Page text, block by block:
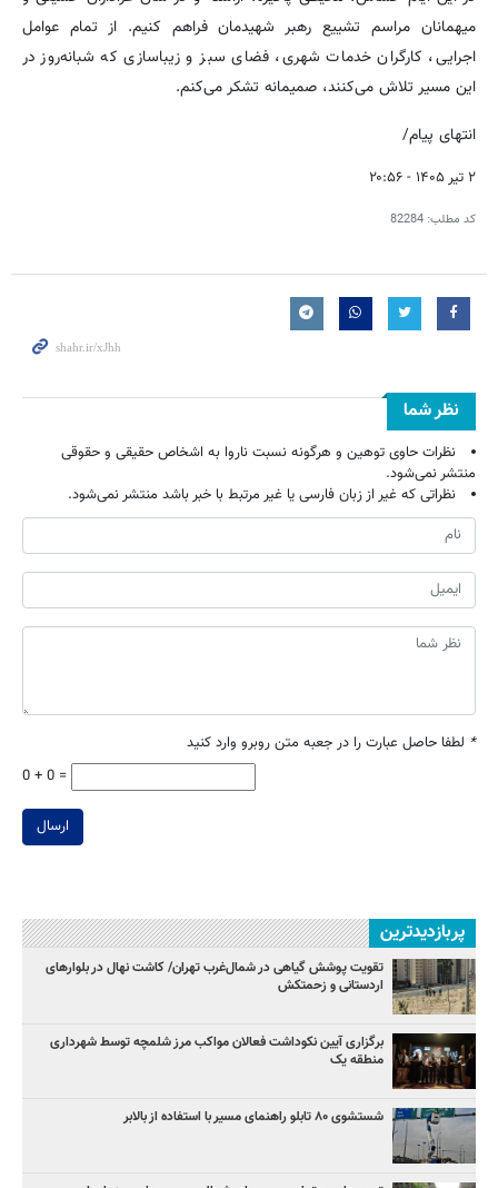
میهمانان مراسم تشییع رهبر شهیدمان فراهم کنیم. از تمام عوامل
اجرایی، کارگران خدمات شهری، فضای سبز و زیباسازی که شبانه‌روز در
این مسیر تلاش می‌کنند، صمیمانه تشکر می‌کنم.
انتهای پیام/
۲ تیر ۱۴۰۵ - ۲۰:۵۶
کد مطلب: 82284
نظر شما
نظرات حاوی توهین و هرگونه نسبت ناروا به اشخاص حقیقی و حقوقی
منتشر نمی‌شود.
نظراتی که غیر از زبان فارسی یا غیر مرتبط با خبر باشد منتشر نمی‌شود.
* لطفا حاصل عبارت را در جعبه متن روبرو وارد کنید
0 + 0 =
ارسال
پربازدیدترین
تقویت پوشش گیاهی در شمال‌غرب تهران/ کاشت نهال در بلوارهای
اردستانی و زحمتکش
برگزاری آیین نکوداشت فعالان مواکب مرز شلمچه توسط شهرداری
منطقه یک
شستشوی ۸۰ تابلو راهنمای مسیر با استفاده از بالابر